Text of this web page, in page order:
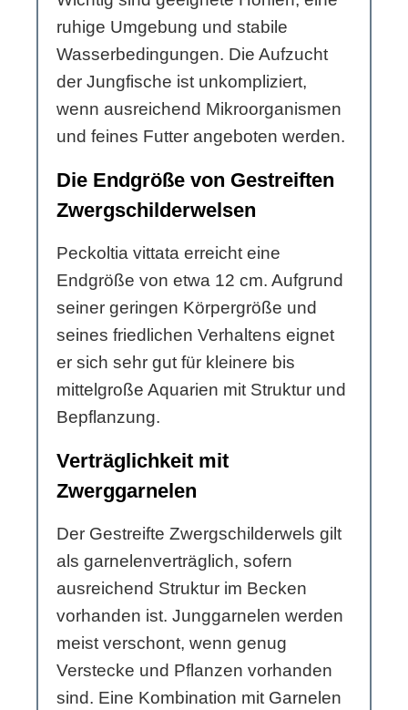
ruhige Umgebung und stabile
Wasserbedingungen. Die Aufzucht
der Jungfische ist unkompliziert,
wenn ausreichend Mikroorganismen
und feines Futter angeboten werden.
Die Endgröße von Gestreiften
Zwergschilderwelsen
Peckoltia vittata erreicht eine
Endgröße von etwa 12 cm. Aufgrund
seiner geringen Körpergröße und
seines friedlichen Verhaltens eignet
er sich sehr gut für kleinere bis
mittelgroße Aquarien mit Struktur und
Bepflanzung.
Verträglichkeit mit
Zwerggarnelen
Der Gestreifte Zwergschilderwels gilt
als garnelenverträglich, sofern
ausreichend Struktur im Becken
vorhanden ist. Junggarnelen werden
meist verschont, wenn genug
Verstecke und Pflanzen vorhanden
sind. Eine Kombination mit Garnelen